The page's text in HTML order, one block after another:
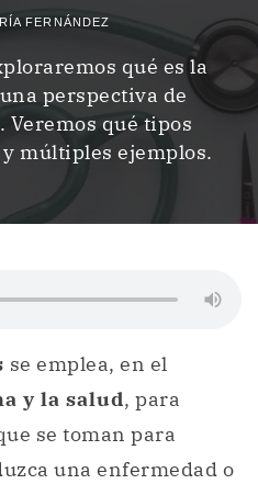
FERNÁNDEZ
qué es la
perspectiva de
Veremos qué tipos
múltiples ejemplos.
se emplea, en el
y la salud, para
se toman para
una enfermedad o